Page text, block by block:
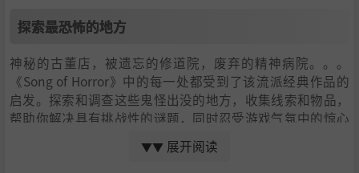
探索最恐怖的地方
神秘的古董店，被遗忘的修道院，废弃的精神病院。。。
《Song of Horror》中的每一处都受到了该流派经典作品的
启发。探索和调查这些鬼怪出没的地方，收集线索和物品，
帮助你解决具有挑战性的谜题，同时忍受游戏气氛中的惊心
▼▼ 展开阅读